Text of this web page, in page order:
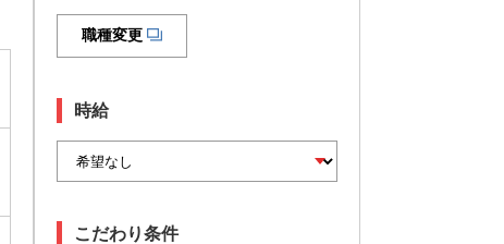
職種変更
時給
こだわり条件